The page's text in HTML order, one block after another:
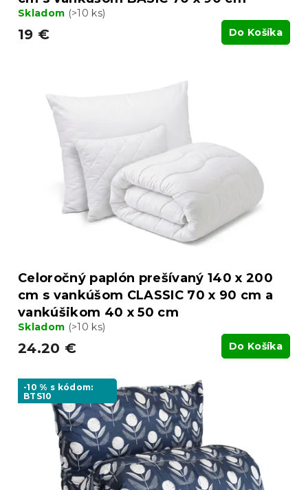
Skladom (>10 ks)
19 € Do Košíka
Celoročný paplón prešívaný 140 x 200
cm s vankúšom CLASSIC 70 x 90 cm a
vankúšikom 40 x 50 cm
Skladom (>10 ks)
24.20 € Do Košíka
-10 % s kódom:
BTS10